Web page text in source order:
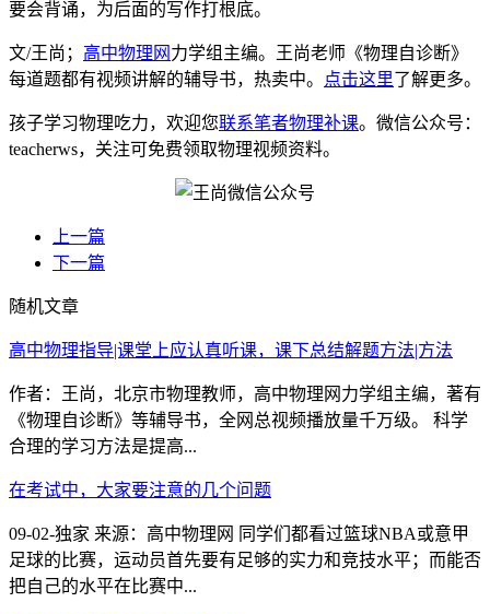
要会背诵，为后面的写作打根底。
文/王尚； 高中物理网 力学组主编。王尚老师《物理自诊断》
每道题都有视频讲解的辅导书，热卖中。
点击这里了解更多。
孩子学习物理吃力，欢迎您联系笔者物理补课。微信公众号：
teacherws，关注可免费领取物理视频资料。
上一篇
下一篇
随机文章
高中物理指导|课堂上应认真听课，课下总结解题方法|方法
作者：王尚，北京市物理教师，高中物理网力学组主编，著有
《物理自诊断》等辅导书，全网总视频播放量千万级。 科学
合理的学习方法是提高...
在考试中，大家要注意的几个问题
09-02-独家 来源：高中物理网 同学们都看过篮球NBA或意甲
足球的比赛，运动员首先要有足够的实力和竞技水平；而能否
把自己的水平在比赛中...